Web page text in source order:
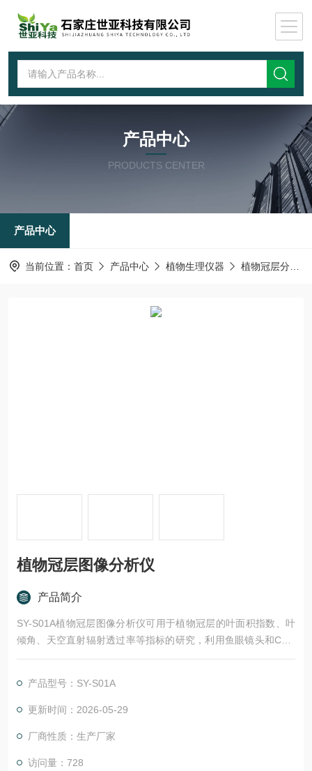
产品中心
PRODUCTS CENTER
产品中心
当前位置： 首页 产品中心 植物生理仪器 植物冠层分析仪
植物冠层图像分析仪
产品简介
SY-S01A植物冠层图像分析仪可用于植物冠层的叶面积指数、叶
倾角、天空直射辐射透过率等指标的研究，利用鱼眼镜头和CCD
图像传感器获取植物冠层图像，通过冠层分析软件，获得植物冠
产品型号：SY-S01A
更新时间：2026-05-29
厂商性质：生产厂家
访问量：728